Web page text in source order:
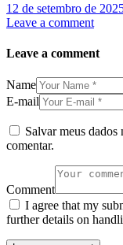
12 de setembro de
Leave a comment
Leave a comment
Name
E-mail
Salvar meus dados
comentar.
Comment
I agree that my
further details on